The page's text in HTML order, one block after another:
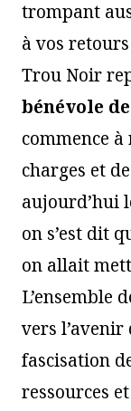
trompant
à vos
Trou Noir
bénévole
commence
charges et
aujourd’hui
on s’est dit
on allait
L’ensemble
vers
fascisation
ressources